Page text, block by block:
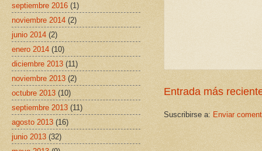
Entrada más
Suscribirse a: Enviar
septiembre 2016 (1)
noviembre 2014 (2)
junio 2014 (2)
enero 2014 (10)
diciembre 2013 (11)
noviembre 2013 (2)
octubre 2013 (10)
septiembre 2013 (11)
agosto 2013 (16)
junio 2013 (32)